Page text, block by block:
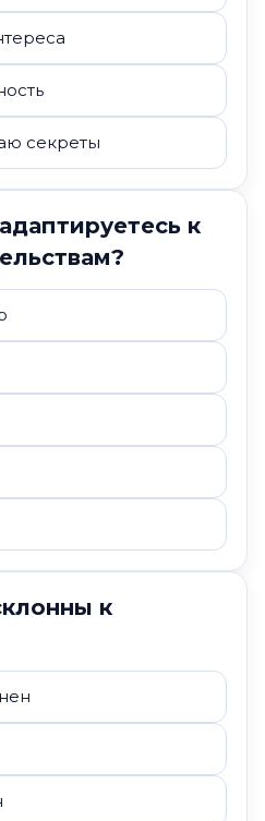
секреты
к
к